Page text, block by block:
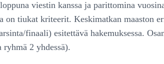
viestin kanssa ja parittomina
tiukat kriteerit. Keskimatkan maaston
finaali) esitettävä hakemuksessa.
2 yhdessä).